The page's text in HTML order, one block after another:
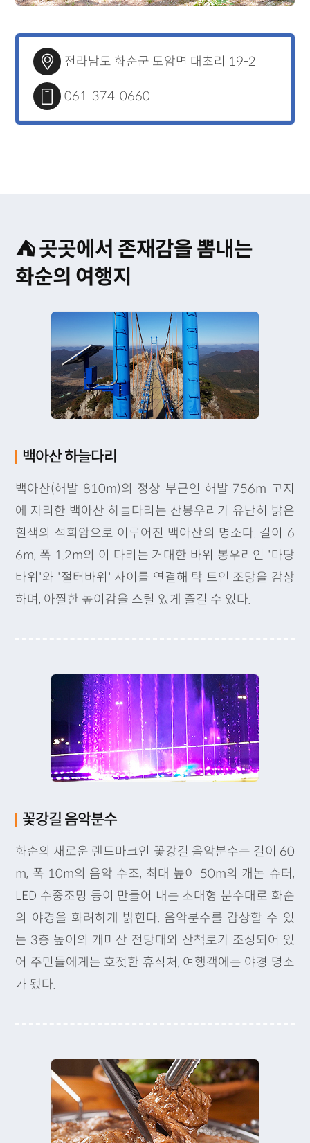
전라남도 화순군 도암면 대초리 19-2
061-374-0660
⛺ 곳곳에서 존재감을 뽐내는
화순의 여행지
백아산 하늘다리
백아산(해발 810m)의 정상 부근인 해발 756m 고지
에 자리한 백아산 하늘다리는 산봉우리가 유난히 밝은
흰색의 석회암으로 이루어진 백아산의 명소다. 길이 6
6m, 폭 1.2m의 이 다리는 거대한 바위 봉우리인 '마당
바위'와 '절터바위' 사이를 연결해 탁 트인 조망을 감상
하며, 아찔한 높이감을 스릴 있게 즐길 수 있다.
꽃강길 음악분수
화순의 새로운 랜드마크인 꽃강길 음악분수는 길이 60
m, 폭 10m의 음악 수조, 최대 높이 50m의 캐논 슈터,
LED 수중조명 등이 만들어 내는 초대형 분수대로 화순
의 야경을 화려하게 밝힌다. 음악분수를 감상할 수 있
는 3층 높이의 개미산 전망대와 산책로가 조성되어 있
어 주민들에게는 호젓한 휴식처, 여행객에는 야경 명소
가 됐다.